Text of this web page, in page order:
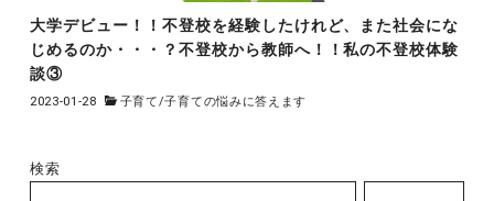
大学デビュー！！不登校を経験したけれど、また社会にな
じめるのか・・・？不登校から教師へ！！私の不登校体験
談③
2023-01-28 子育て/子育ての悩みに答えます
検索